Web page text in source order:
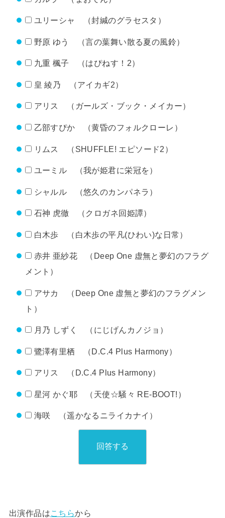
ユリーシャ （封緘のグラセスタ）
野原 ゆう （言の葉舞い散る夏の風鈴）
九重 楓子 （はぴねす！2）
皇 綾乃 （アイカギ2）
アリス （ガールズ・ブック・メイカー）
乙部すぴか （黄昏のフォルクローレ）
リムス （SHUFFLE! エピソード2）
ユーミル （我が姫君に栄冠を）
シャルル （悠久のカンパネラ）
石神 虎徹 （クロガネ回姫譚）
白木歩 （白木歩の平凡(ひわい)な日常）
赤井 亜紗花 （Deep One 虚無と夢幻のフラグ
メント）
アサカ （Deep One 虚無と夢幻のフラグメン
ト）
月乃 しずく （にじげんカノジョ）
鷺澤有里栖 （D.C.4 Plus Harmony）
アリス （D.C.4 Plus Harmony）
星河 かぐ耶 （天使☆騒々 RE-BOOT!）
海咲 （遥かなるニライカナイ）
出演作品は こちらから